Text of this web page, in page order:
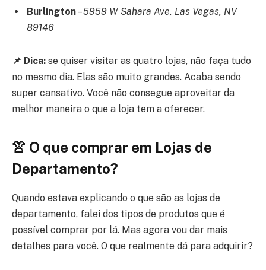
Burlington–5959 W Sahara Ave, Las Vegas, NV
89146
📌 Dica: se quiser visitar as quatro lojas, não faça tudo
no mesmo dia. Elas são muito grandes. Acaba sendo
super cansativo. Você não consegue aproveitar da
melhor maneira o que a loja tem a oferecer.
👚 O que comprar em Lojas de
Departamento?
Quando estava explicando o que são as lojas de
departamento, falei dos tipos de produtos que é
possível comprar por lá. Mas agora vou dar mais
detalhes para você. O que realmente dá para adquirir?